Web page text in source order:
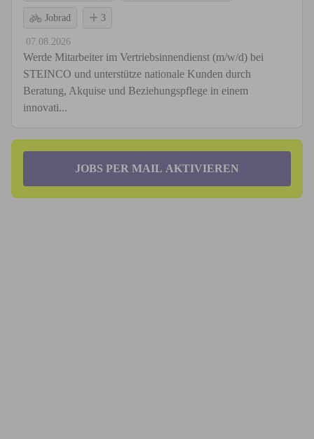
Jobrad 3
07.08.2026
Werde Mitarbeiter im Vertriebsinnendienst (m/w/d) bei
STEINCO und unterstütze nationale Kunden durch
Beratung, Akquise und Beziehungspflege in einem
innovati...
JOBS PER MAIL AKTIVIEREN